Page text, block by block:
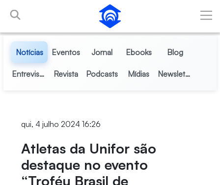
Pular para o Conteúdo principal
Notícias Eventos Jornal Ebooks Blog
Entrevistas Revista Podcasts Mídias Newsletter
qui, 4 julho 2024 16:26
Atletas da Unifor são
destaque no evento
“Troféu Brasil de